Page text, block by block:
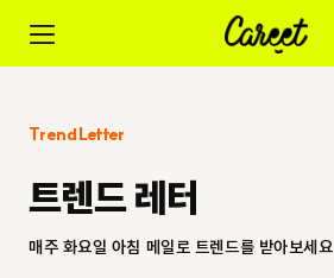
Trend Letter
트렌드 레터
매주 화요일 아침 메일로 트렌드를 받아보세요